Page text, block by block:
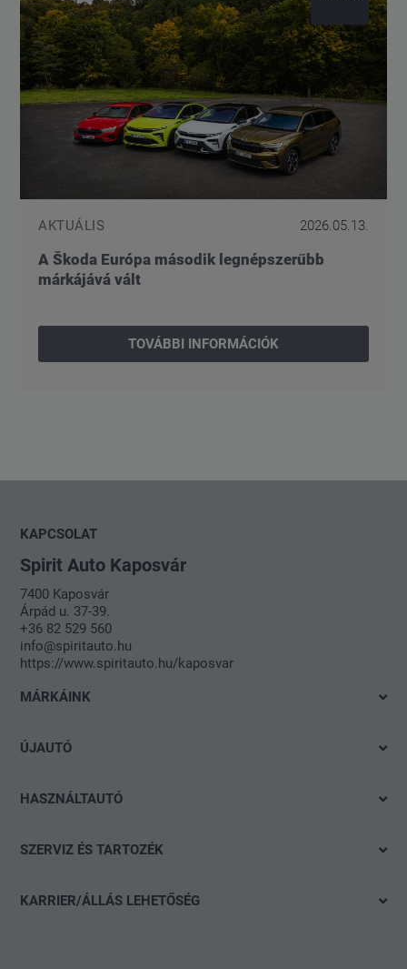
AKTUÁLIS 2026.05.13.
A Škoda Európa második legnépszerűbb
márkájává vált
TOVÁBBI INFORMÁCIÓK
KAPCSOLAT
Spirit Auto Kaposvár
7400 Kaposvár
Árpád u. 37-39.
+36 82 529 560
info@spiritauto.hu
https://www.spiritauto.hu/kaposvar
MÁRKÁINK
Audi
CUPRA
ÚJAUTÓ
Ajánlatok és akciók
Konfigurálás
HASZNÁLTAUTÓ
Részletes keresés
SZERVIZ ÉS TARTOZÉK
Szervizidőpont-foglalás
KARRIER/ÁLLÁS LEHETŐSÉG